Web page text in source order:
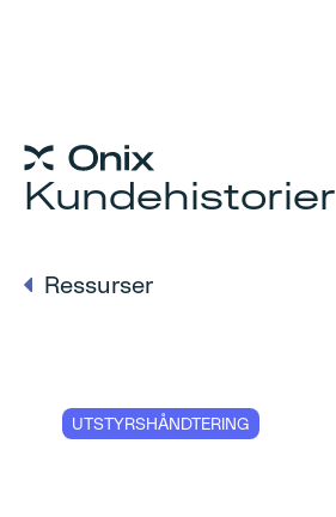
Kundehistorier
Ressurser
UTSTYRSHÅNDTERING